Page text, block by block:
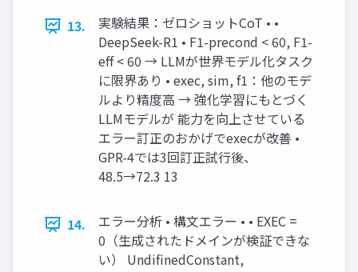
13.
実験結果：ゼロショットCoT • •
DeepSeek-R1 • F1-precond < 60, F1-
eff < 60 → LLMが世界モデル化タスク
に限界あり • exec, sim, f1：他のモデ
ルより精度高 → 強化学習にもとづく
LLMモデルが 能力を向上させている
エラー訂正のおかげでexecが改善 •
GPR-4では3回訂正試行後、
48.5→72.3 13
14.
エラー分析 • 構文エラー • • EXEC =
0（生成されたドメインが検証できな
い） UndifinedConstant,